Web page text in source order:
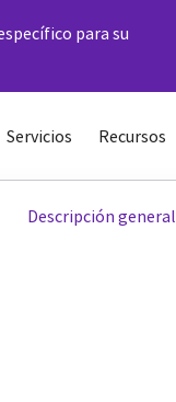
para su
Servicios Recursos
Descripción general